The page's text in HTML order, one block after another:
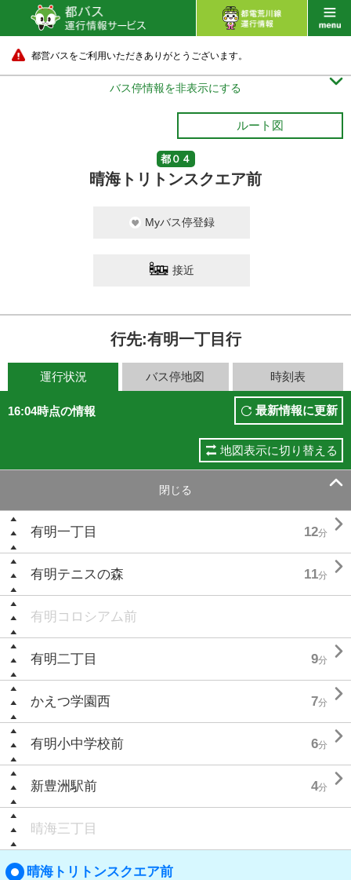
都営バスをご利用いただきありがとうございます。
バス停情報を非表示にする 
ルート図
都０４
晴海トリトンスクエア前
Myバス停登録
接近
行先:有明一丁目行
運行状況 バス停地図 時刻表
16:04時点の情報 最新情報に更新
地図表示に切り替える
閉じる 
有明一丁目 12分 
有明テニスの森 11分 
有明コロシアム前
有明二丁目 9分 
かえつ学園西 7分 
有明小中学校前 6分 
新豊洲駅前 4分 
晴海三丁目
晴海トリトンスクエア前